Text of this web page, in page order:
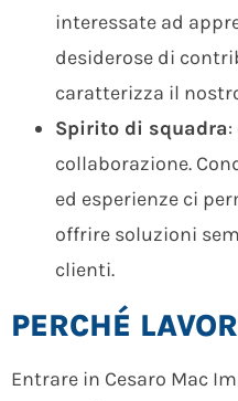
interessate ad
desiderose di
caratterizza il
Spirito di squadra
collaborazione.
ed esperienze ci
offrire soluzioni
clienti.
PERCHÉ
Entrare in Cesaro Mac